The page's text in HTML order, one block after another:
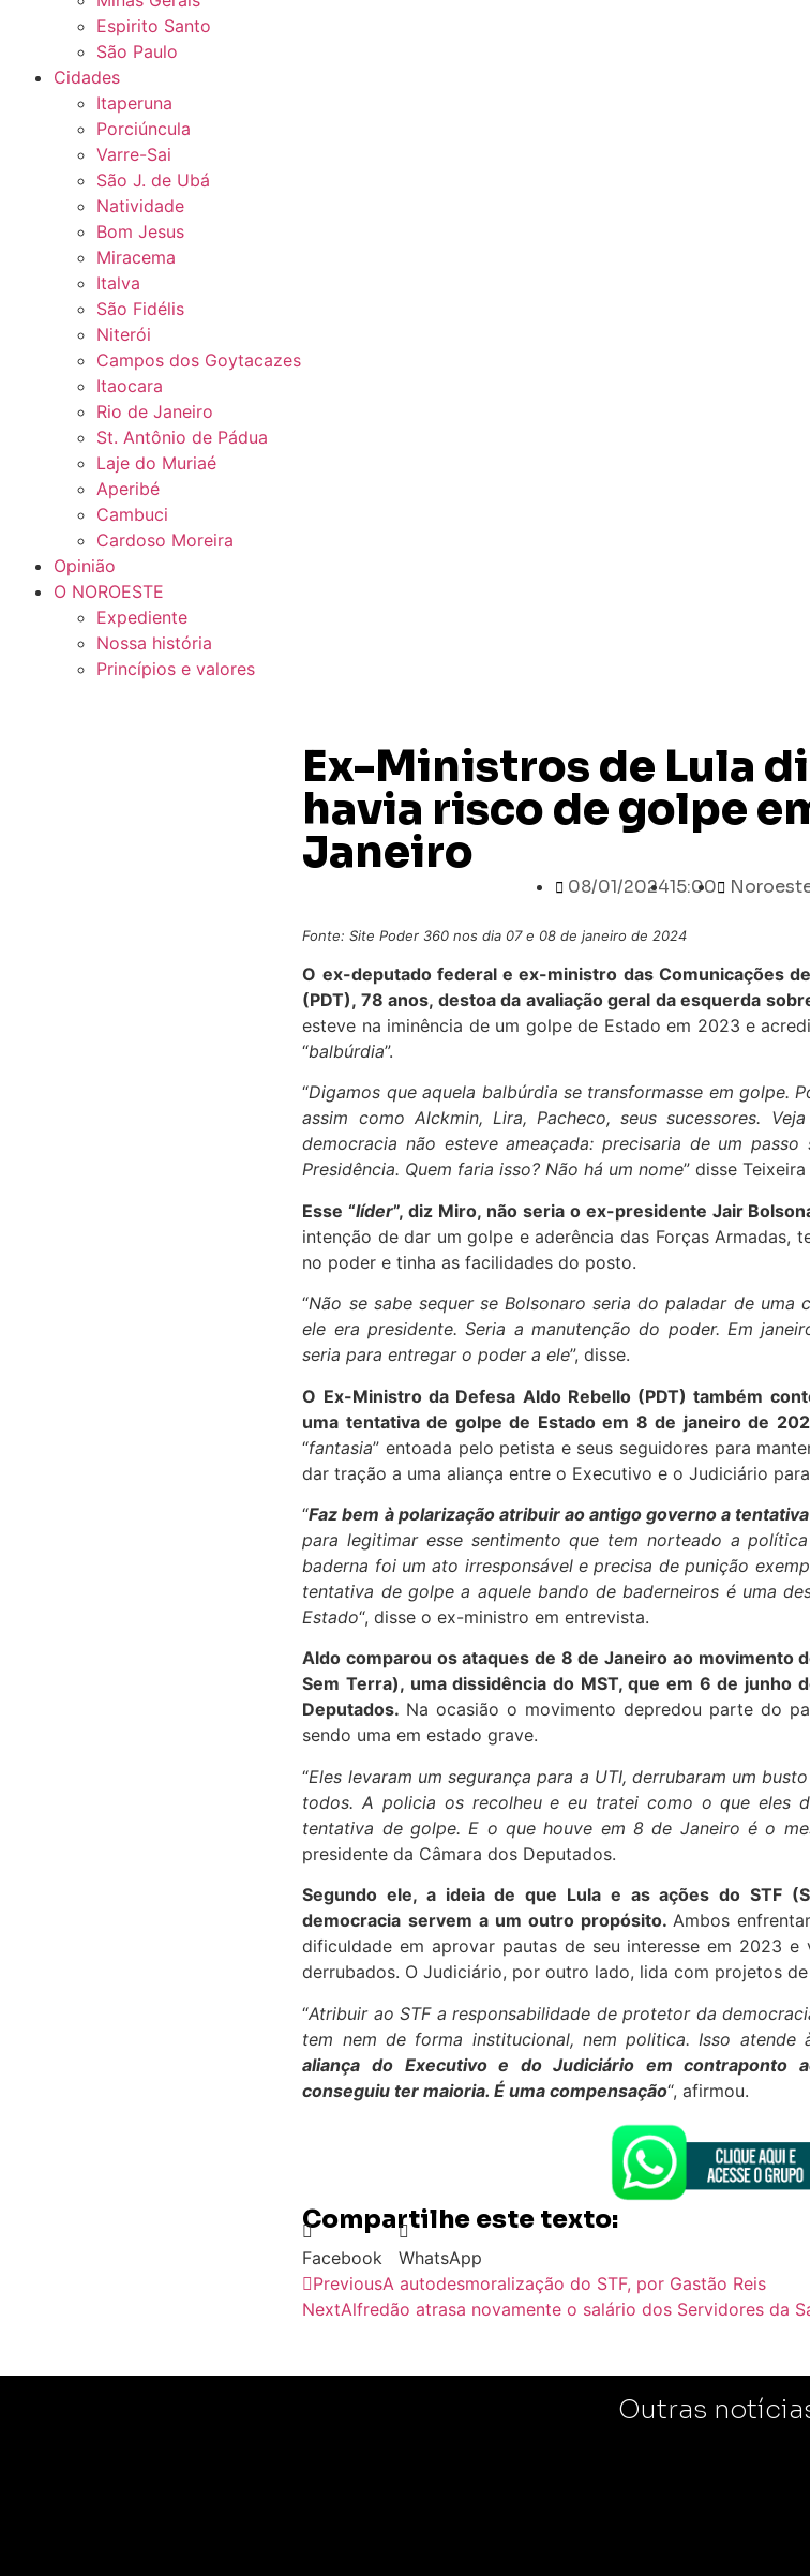
Espirito Santo
São Paulo
Cidades
Itaperuna
Porciúncula
Varre-Sai
São J. de Ubá
Natividade
Bom Jesus
Miracema
Italva
São Fidélis
Niterói
Campos dos Goytacazes
Itaocara
Rio de Janeiro
St. Antônio de Pádua
Laje do Muriaé
Aperibé
Cambuci
Cardoso Moreira
Opinião
O NOROESTE
Expediente
Nossa história
Princípios e valores
Ex-Ministros de Lula
havia risco de golpe
Janeiro
08/01/202415:00
Fonte: Site Poder 360 nos dia 07 e 08 de janeiro de 2024
O ex-deputado federal e ex-ministro das Comunicações
(PDT), 78 anos, destoa da avaliação geral da esquerda
esteve na iminência de um golpe de Estado em 2023 e
“balbúrdia”.
“Digamos que aquela balbúrdia se transformasse em golpe.
assim como Alckmin, Lira, Pacheco, seus sucessores.
democracia não esteve ameaçada: precisaria de um
Presidência. Quem faria isso? Não há um nome” disse
Esse “líder”, diz Miro, não seria o ex-presidente Jair
intenção de dar um golpe e aderência das Forças Armadas,
no poder e tinha as facilidades do posto.
“Não se sabe sequer se Bolsonaro seria do paladar de uma
ele era presidente. Seria a manutenção do poder. Em
seria para entregar o poder a ele”, disse.
O Ex-Ministro da Defesa Aldo Rebello (PDT) também
uma tentativa de golpe de Estado em 8 de janeiro de
“fantasia” entoada pelo petista e seus seguidores para
dar tração a uma aliança entre o Executivo e o Judiciário
“Faz bem à polarização atribuir ao antigo governo a
para legitimar esse sentimento que tem norteado a
baderna foi um ato irresponsável e precisa de punição
tentativa de golpe a aquele bando de baderneiros é uma
Estado“, disse o ex-ministro em entrevista.
Aldo comparou os ataques de 8 de Janeiro ao movimento
Sem Terra), uma dissidência do MST, que em 6 de junho
Deputados. Na ocasião o movimento depredou parte do
sendo uma em estado grave.
“Eles levaram um segurança para a UTI, derrubaram um
todos. A policia os recolheu e eu tratei como o que eles
tentativa de golpe. E o que houve em 8 de Janeiro é o
presidente da Câmara dos Deputados.
Segundo ele, a ideia de que Lula e as ações do STF
democracia servem a um outro propósito. Ambos
dificuldade em aprovar pautas de seu interesse em 2023
derrubados. O Judiciário, por outro lado, lida com projetos
“Atribuir ao STF a responsabilidade de protetor da
tem nem de forma institucional, nem politica. Isso atende
aliança do Executivo e do Judiciário em contraponto
conseguiu ter maioria. É uma compensação“, afirmou.
Compartilhe este texto:
Facebook
WhatsApp
PreviousA autodesmoralização do STF, por Gastão Reis
NextAlfredão atrasa novamente o salário dos Servidores da
Outras